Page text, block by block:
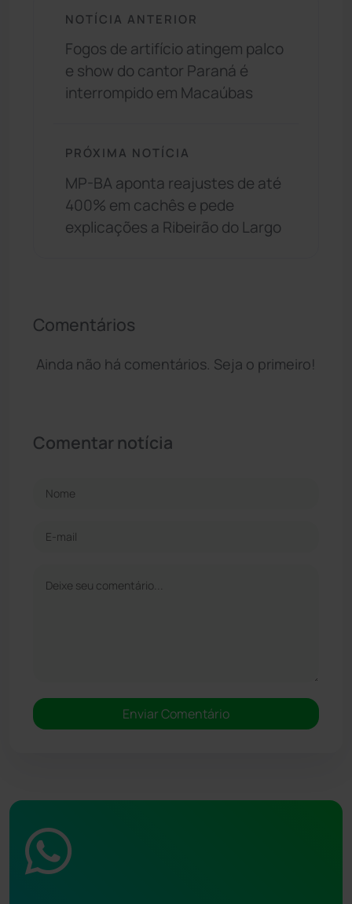
NOTÍCIA ANTERIOR
Fogos de artifício atingem palco
e show do cantor Paraná é
interrompido em Macaúbas
PRÓXIMA NOTÍCIA
MP-BA aponta reajustes de até
400% em cachês e pede
explicações a Ribeirão do Largo
Comentários
Ainda não há comentários. Seja o primeiro!
Comentar notícia